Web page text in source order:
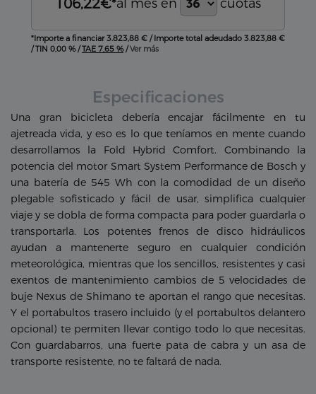
al mes en cuotas
*Importe a financiar3.823,88 € /Importe total adeudado 3.823,88 €
/TIN 0,00 %/TAE 7,65 %/Ver más
Especificaciones
Una gran bicicleta debería encajar fácilmente en tu
ajetreada vida, y eso es lo que teníamos en mente cuando
desarrollamos la Fold Hybrid Comfort. Combinando la
potencia del motor Smart System Performance de Bosch y
una batería de 545 Wh con la comodidad de un diseño
plegable sofisticado y fácil de usar, simplifica cualquier
viaje y se dobla de forma compacta para poder guardarla o
transportarla. Los potentes frenos de disco hidráulicos
ayudan a mantenerte seguro en cualquier condición
meteorológica, mientras que los sencillos, resistentes y casi
exentos de mantenimiento cambios de 5 velocidades de
buje Nexus de Shimano te aportan el rango que necesitas.
Y el portabultos trasero incluido (y el portabultos delantero
opcional) te permiten llevar contigo todo lo que necesitas.
Con guardabarros, una fuerte pata de cabra y un asa de
transporte resistente, no te faltará de nada.